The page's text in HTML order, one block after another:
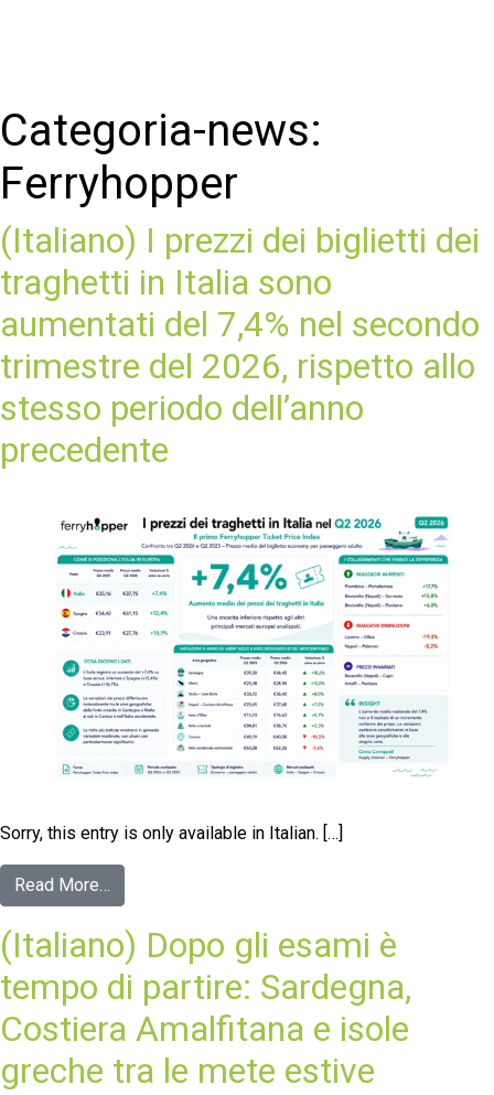
Categoria-news:
Ferryhopper
(Italiano) I prezzi dei biglietti dei
traghetti in Italia sono
aumentati del 7,4% nel secondo
trimestre del 2026, rispetto allo
stesso periodo dell’anno
precedente
Sorry, this entry is only available in Italian. […]
Read More…
(Italiano) Dopo gli esami è
tempo di partire: Sardegna,
Costiera Amalfitana e isole
greche tra le mete estive